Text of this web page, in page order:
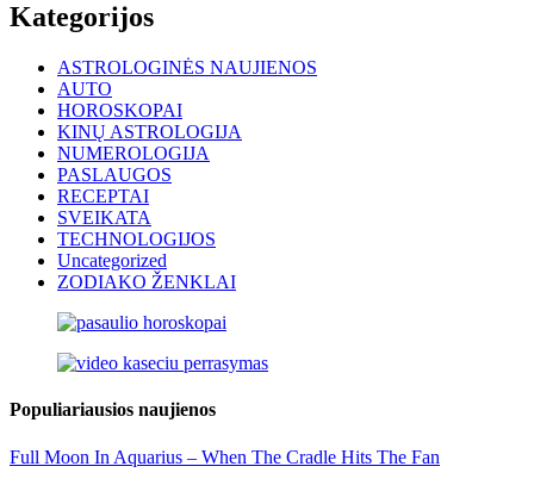
Kategorijos
ASTROLOGINĖS NAUJIENOS
AUTO
HOROSKOPAI
KINŲ ASTROLOGIJA
NUMEROLOGIJA
PASLAUGOS
RECEPTAI
SVEIKATA
TECHNOLOGIJOS
Uncategorized
ZODIAKO ŽENKLAI
Populiariausios naujienos
Full Moon In Aquarius – When The Cradle Hits The Fan